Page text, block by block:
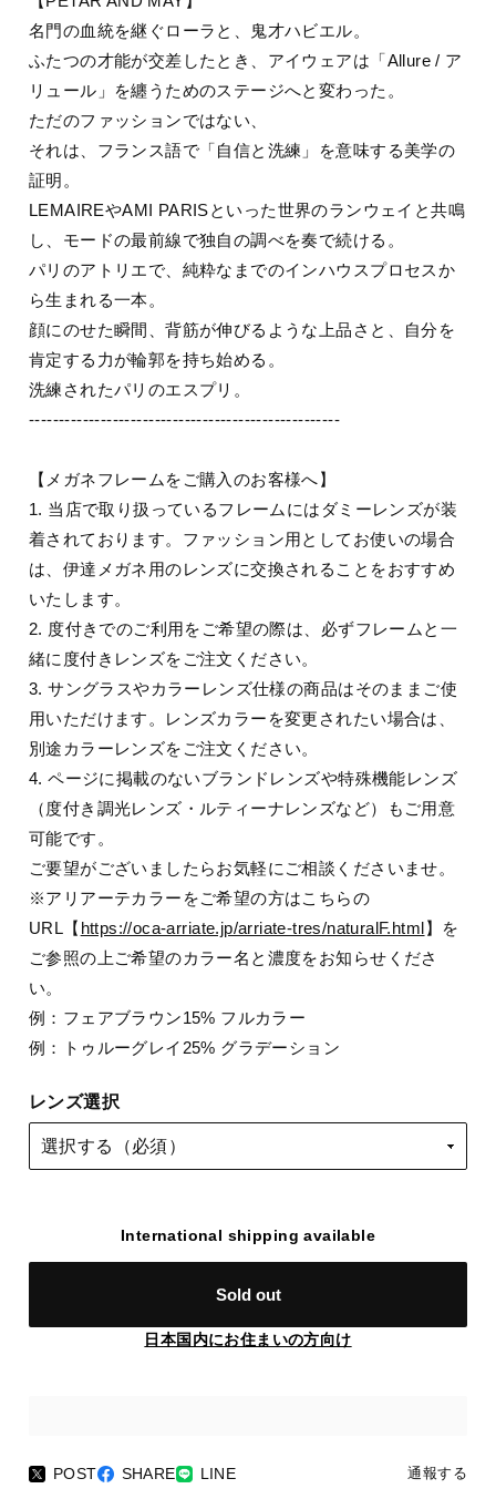
名門の血統を継ぐローラと、鬼才ハビエル。
ふたつの才能が交差したとき、アイウェアは「Allure / ア
リュール」を纏うためのステージへと変わった。
ただのファッションではない、
それは、フランス語で「自信と洗練」を意味する美学の
証明。
LEMAIREやAMI PARISといった世界のランウェイと共鳴
し、モードの最前線で独自の調べを奏で続ける。
パリのアトリエで、純粋なまでのインハウスプロセスか
ら生まれる一本。
顔にのせた瞬間、背筋が伸びるような上品さと、自分を
肯定する力が輪郭を持ち始める。
洗練されたパリのエスプリ。
----------------------------------------------------
【メガネフレームをご購入のお客様へ】
1. 当店で取り扱っているフレームにはダミーレンズが装
着されております。ファッション用としてお使いの場合
は、伊達メガネ用のレンズに交換されることをおすすめ
いたします。
2. 度付きでのご利用をご希望の際は、必ずフレームと一
緒に度付きレンズをご注文ください。
3. サングラスやカラーレンズ仕様の商品はそのままご使
用いただけます。レンズカラーを変更されたい場合は、
別途カラーレンズをご注文ください。
4. ページに掲載のないブランドレンズや特殊機能レンズ
（度付き調光レンズ・ルティーナレンズなど）もご用意
可能です。
ご要望がございましたらお気軽にご相談くださいませ。
※アリアーテカラーをご希望の方はこちらの
URL【 https://oca-arriate.jp/arriate-tres/naturalF.html】を
ご参照の上ご希望のカラー名と濃度をお知らせくださ
い。
例：フェアブラウン15% フルカラー
例：トゥルーグレイ25% グラデーション
レンズ選択
International shipping available
Sold out
日本国内にお住まいの方向け
POST SHARE LINE 通報する